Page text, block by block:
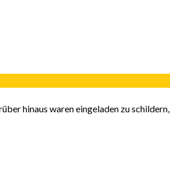
hinaus waren eingeladen zu schildern,